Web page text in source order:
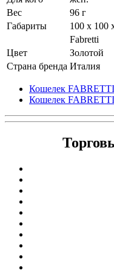
Вес
96 г
Габариты
100 x 100
Fabretti
Цвет
Золотой
Страна бренда Италия
Кошелек
Кошелек